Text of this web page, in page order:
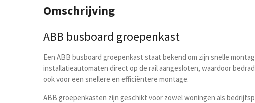
Omschrijving
ABB busboard groepenkast
Een ABB busboard groepenkast staat bekend om zijn snelle
installatieautomaten direct op de rail aangesloten, waardoor
ook voor een snellere en efficiëntere montage.
ABB groepenkasten zijn geschikt voor zowel woningen als